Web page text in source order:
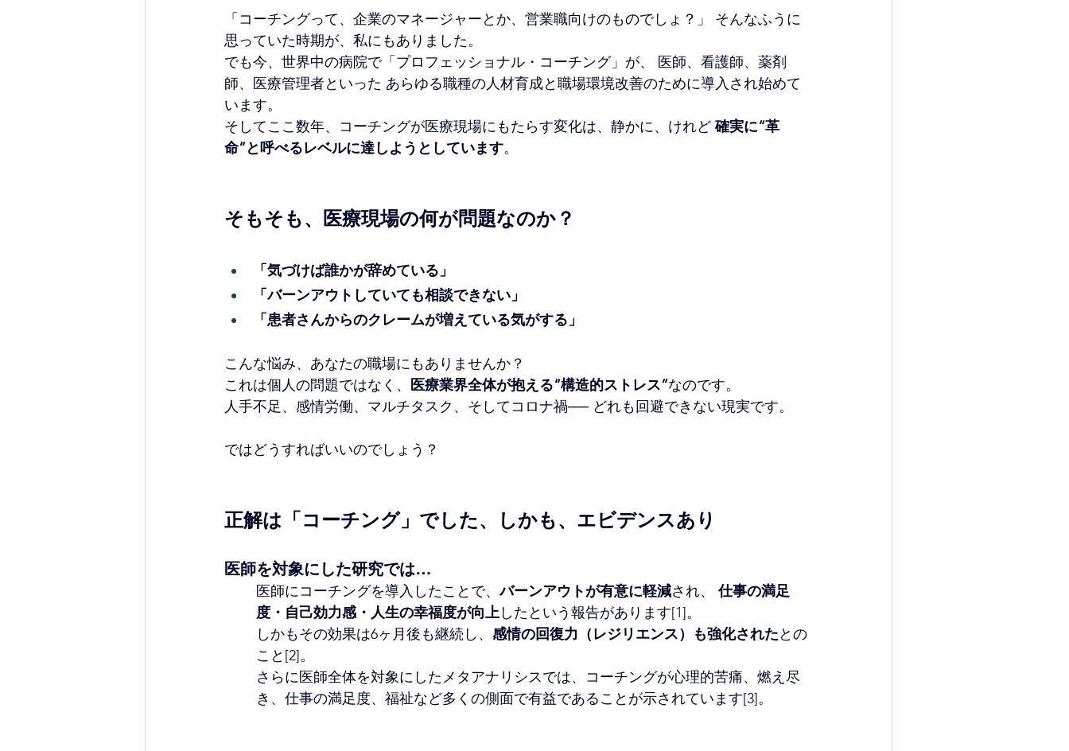
「コーチングって、企業のマネージャーとか、営業職向けのものでしょ？」 そんなふうに
思っていた時期が、私にもありました。
でも今、世界中の病院で「プロフェッショナル・コーチング」が、 医師、看護師、薬剤
師、医療管理者といった あらゆる職種の人材育成と職場環境改善のために導入され始めて
います。
そしてここ数年、コーチングが医療現場にもたらす変化は、静かに、けれど 確実に“革
命”と呼べるレベルに達しようとしています。
そもそも、医療現場の何が問題なのか？
「気づけば誰かが辞めている」
「バーンアウトしていても相談できない」
「患者さんからのクレームが増えている気がする」
こんな悩み、あなたの職場にもありませんか？
これは個人の問題ではなく、
医療業界全体が抱える“構造的ストレス”なのです。
人手不足、感情労働、マルチタスク、そしてコロナ禍── どれも回避できない現実です。
ではどうすればいいのでしょう？
正解は「コーチング」でした、しかも、エビデンスあり
医師を対象にした研究では…
医師にコーチングを導入したことで、バーンアウトが有意に軽減され、 仕事の満足
度・自己効力感・人生の幸福度が向上したという報告があります[1]。
しかもその効果は6ヶ月後も継続し、 感情の回復力（レジリエンス）も強化されたとの
こと[2]。
さらに医師全体を対象にしたメタアナリシスでは、コーチングが心理的苦痛、燃え尽
き、仕事の満足度、福祉など多くの側面で有益であることが示されています[3]。